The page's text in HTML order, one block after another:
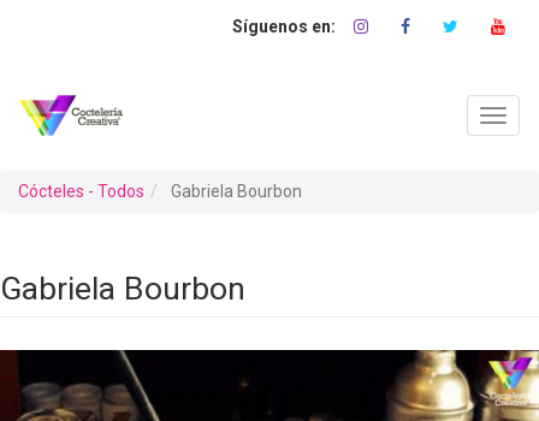
Cócteles - Todos Gabriela Bourbon
Gabriela Bourbon